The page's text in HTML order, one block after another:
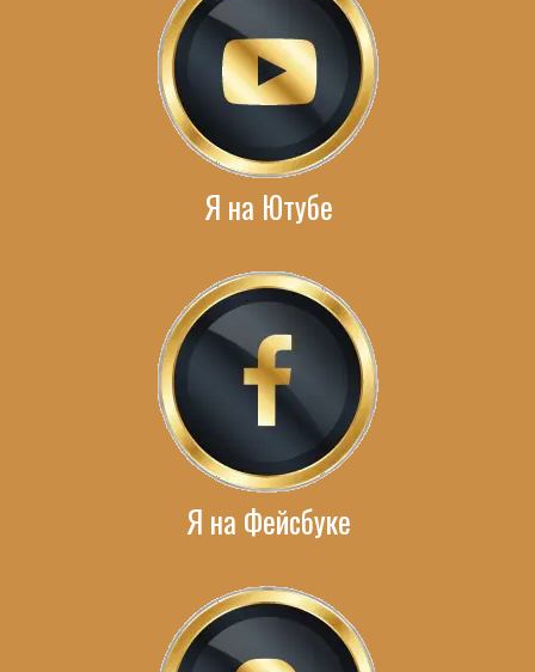
Я на Ютубе
Я на Фейсбуке